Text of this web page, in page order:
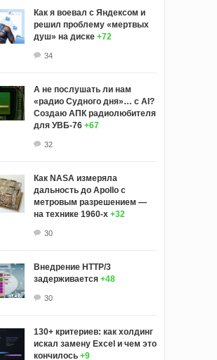
Как я воевал с Яндексом и
решил проблему «мертвых
душ» на диске +72
34
А не послушать ли нам
«радио Судного дня»… с AI?
Создаю АПК радиолюбителя
для УВБ-76 +67
32
Как NASA измеряла
дальность до Apollo с
метровым разрешением —
на технике 1960-х +32
30
Внедрение HTTP/3
задерживается +48
30
130+ критериев: как холдинг
искал замену Excel и чем это
кончилось +9